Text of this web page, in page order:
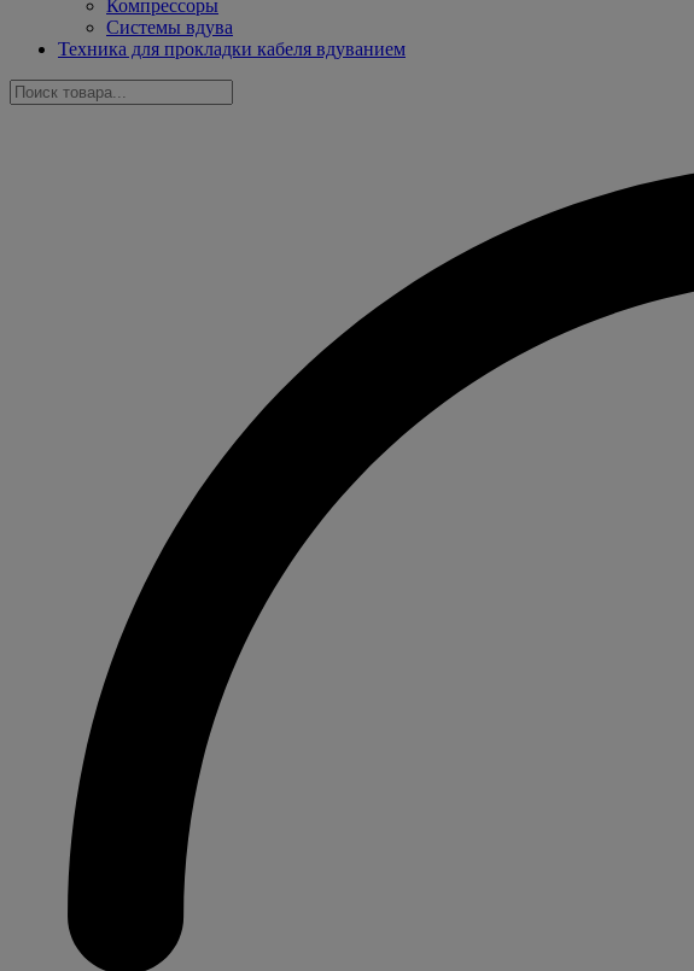
Компрессоры
Системы вдува
Техника для прокладки кабеля вдуванием